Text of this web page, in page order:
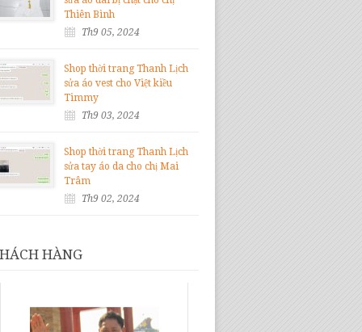
Thiên Bình
Th9 05, 2024
Shop thời trang Thanh Lịch
sửa áo vest cho Việt kiều
Timmy
Th9 03, 2024
Shop thời trang Thanh Lịch
sửa tay áo da cho chị Mai
Trâm
Th9 02, 2024
HÀNG